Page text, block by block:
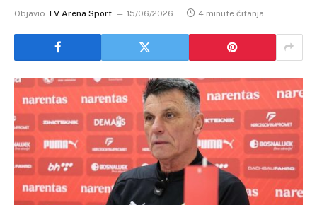
Objavio TV Arena Sport 15/06/2026 4 minute čitanja